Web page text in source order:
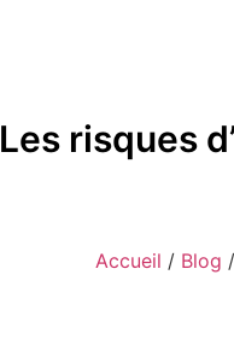
Les risques
Accueil / Blog /